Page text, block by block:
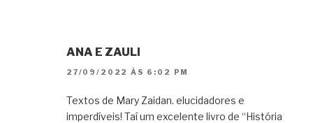
ANA E ZAULI
27/09/2022 ÀS 6:02 PM
Textos de Mary Zaidan. elucidadores e
imperdíveis! Taí um excelente livro de “História